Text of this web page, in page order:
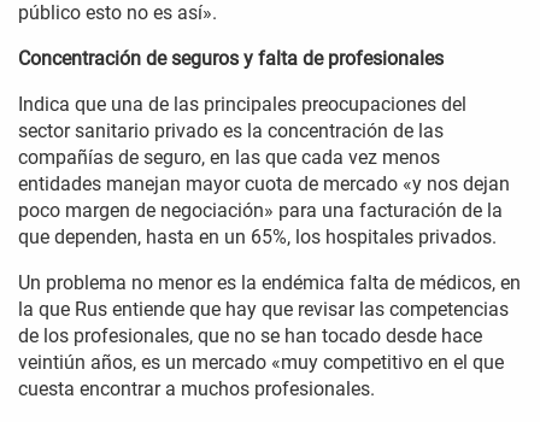
público esto no es así».
Concentración de seguros y falta de profesionales
Indica que una de las principales preocupaciones del
sector sanitario privado es la concentración de las
compañías de seguro, en las que cada vez menos
entidades manejan mayor cuota de mercado «y nos dejan
poco margen de negociación» para una facturación de la
que dependen, hasta en un 65%, los hospitales privados.
Un problema no menor es la endémica falta de médicos, en
la que Rus entiende que hay que revisar las competencias
de los profesionales, que no se han tocado desde hace
veintiún años, es un mercado «muy competitivo en el que
cuesta encontrar a muchos profesionales.